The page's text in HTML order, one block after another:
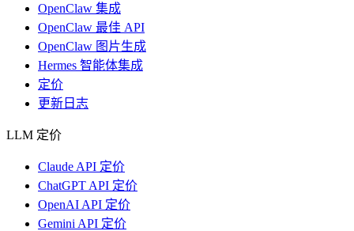
OpenClaw 集成
OpenClaw 最佳 API
OpenClaw 图片生成
Hermes 智能体集成
定价
更新日志
LLM 定价
Claude API 定价
ChatGPT API 定价
OpenAI API 定价
Gemini API 定价